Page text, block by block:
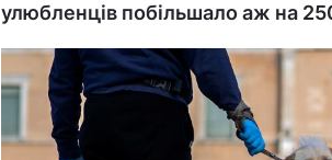
улюбленців побільшало аж на